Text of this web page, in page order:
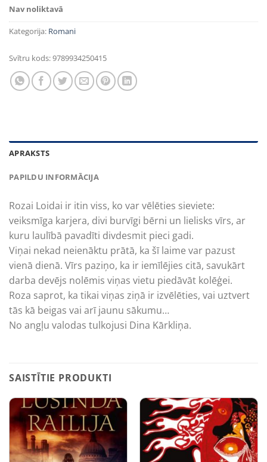
Nav noliktavā
Kategorija: Romani
Svītru kods:9789934250415
APRAKSTS
PAPILDU INFORMĀCIJA
Rozai Loidai ir itin viss, ko var vēlēties sieviete:
veiksmīga karjera, divi burvīgi bērni un lielisks vīrs, ar
kuru laulībā pavadīti divdesmit pieci gadi.
Viņai nekad neienāktu prātā, ka šī laime var pazust
vienā dienā. Vīrs paziņo, ka ir iemīlējies citā, savukārt
darba devējs nolēmis viņas vietu piedāvāt kolēģei.
Roza saprot, ka tikai viņas ziņā ir izvēlēties, vai uztvert
tās kā beigas vai arī jaunu sākumu…
No angļu valodas tulkojusi Dina Kārkliņa.
SAISTĪTIE PRODUKTI